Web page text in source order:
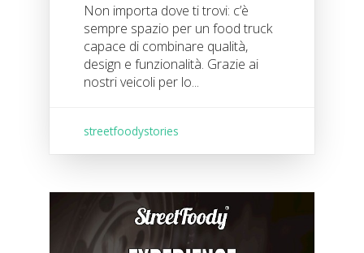
Non importa dove ti trovi: c’è
sempre spazio per un food truck
capace di combinare qualità,
design e funzionalità. Grazie ai
nostri veicoli per lo...
streetfoodystories